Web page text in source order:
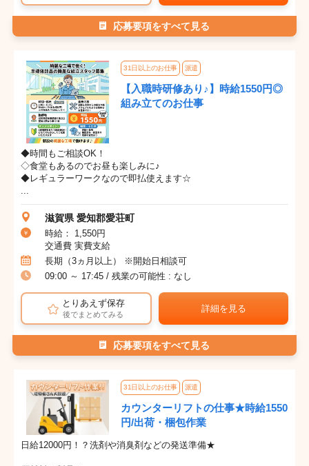
応募要項をすべて見る
31日以上のお仕事 派遣
【入職時研修あり♪】時給1550円◎
組み立てのお仕事
◆時間もご相談OK！
◇食堂もあるのでお昼も楽しみに♪
◆レギュラーワークなので即払使えます☆
...
滋賀県 愛知郡愛荘町
時給： 1,550円
交通費 実費支給
長期（3ヵ月以上） ※開始日相談可
09:00 ～ 17:45 / 残業の可能性 : なし
とりあえず保存
後でまとめてみる
詳細を見る
応募要項をすべて見る
31日以上のお仕事 派遣
カウンターリフトの仕事★時給1550
円/出荷・梱包作業
日給12000円！？洗剤や消臭剤などの発送準備★